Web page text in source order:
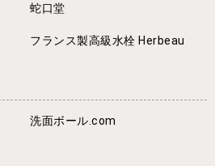
蛇口堂
フランス製高級水栓 Herbeau
洗面ボール.com